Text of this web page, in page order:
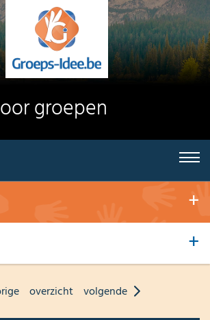
groepen
overzicht volgende